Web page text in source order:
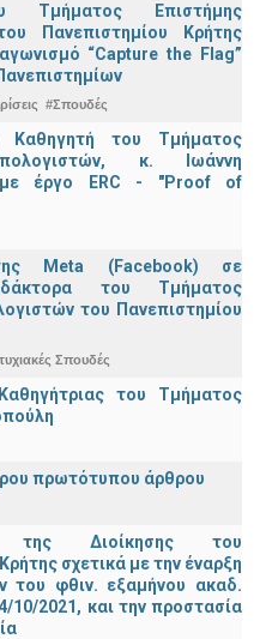
Τμήματος Επιστήμης
Πανεπιστημίου Κρήτης
“Capture the Flag”
#Σπουδές
Καθηγητή του Τμήματος
κ. Ιωάννη
με έργο ERC - "Proof of
Meta (Facebook) σε
του Τμήματος
του Πανεπιστημίου
Σπουδές
του Τμήματος
πρωτότυπου άρθρου
της Διοίκησης του
σχετικά με την έναρξη
του φθιν. εξαμήνου ακαδ.
10/2021, και την προστασία